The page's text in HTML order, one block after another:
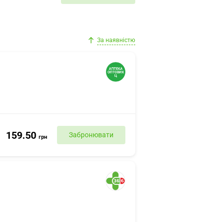
За наявністю
159.50 грн Забронювати